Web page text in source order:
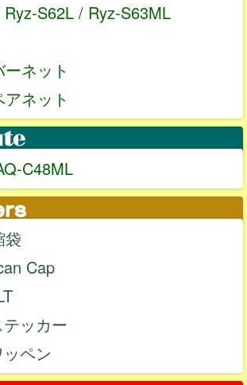
S62L / Ryz-S63ML
ネット
ネット
C48ML
袋
Cap
ッカー
ペン